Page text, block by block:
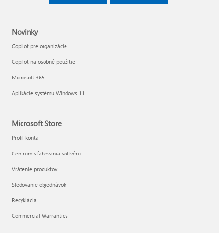
Novinky
Copilot pre organizácie
Copilot na osobné použitie
Microsoft 365
Aplikácie systému Windows 11
Microsoft Store
Profil konta
Centrum sťahovania softvéru
Vrátenie produktov
Sledovanie objednávok
Recyklácia
Commercial Warranties